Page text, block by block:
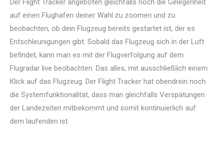
Der Flight Tracker angeboten gleichfalls noch die Gelegenheit
auf einen Flughafen deiner Wahl zu zoomen und zu
beobachten, ob dein Flugzeug bereits gestartet ist, der es
Entschleunigungen gibt. Sobald das Flugzeug sich in der Luft
befindet, kann man es mit der Flugverfolgung auf dem
Flugradar live beobachten. Das alles, mit ausschließlich einem
Klick auf das Flugzeug. Der Flight Tracker hat obendrein noch
die Systemfunktionalität, dass man gleichfalls Verspätungen
der Landezeiten mitbekommt und somit kontinuierlich auf
dem laufenden ist.